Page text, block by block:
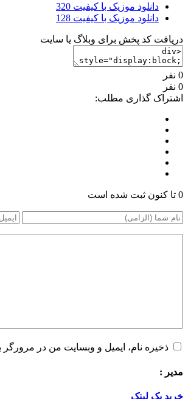
دانلود موزیک با کیفیت 320
دانلود موزیک با کیفیت 128
دریافت کد پخش برای وبلاگ یا سایت
0 نفر
0 نفر
اشتراک گذاری مطلب:
0 تا کنون ثبت شده است
ذخیره نام، ایمیل و وبسایت من در
مدیر :
خرید بک لینک